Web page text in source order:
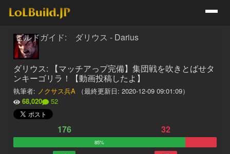
ビルドガイド: ダリウス - Darius
ダリウス: 【マッチアっプ完備】集団戦を吹きとばせタ
ンキーゴリラ！【動画投稿したよ】
執筆者: ノクサス兵A （最終更新日: 2020-12-09 09:01:09）
68,020
52
176 32
85%